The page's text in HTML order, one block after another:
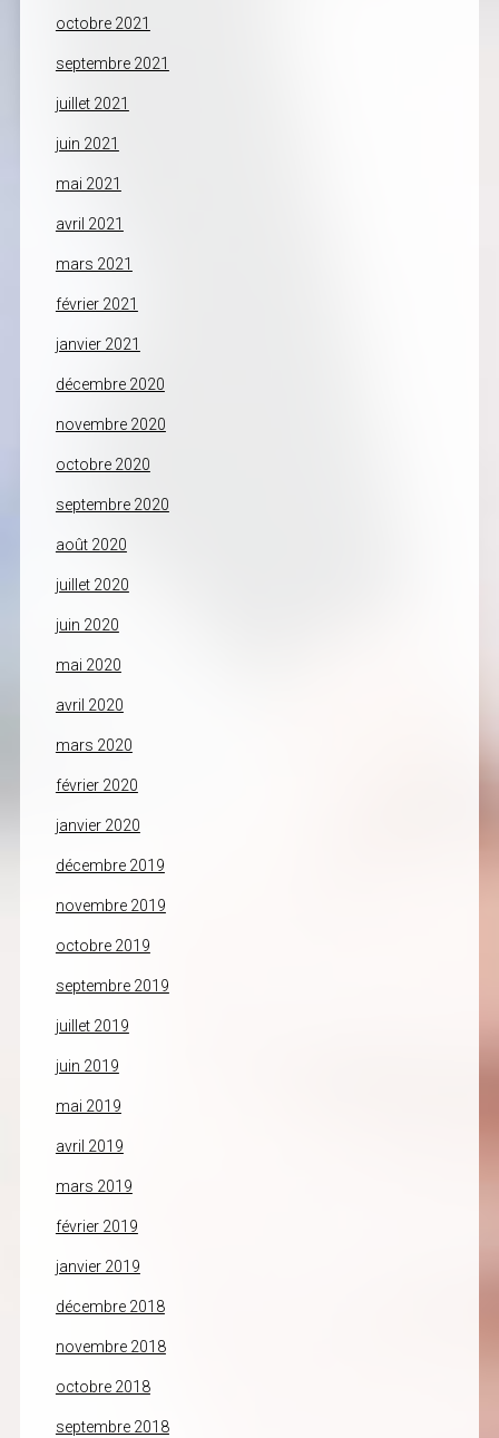
octobre 2021
septembre 2021
juillet 2021
juin 2021
mai 2021
avril 2021
mars 2021
février 2021
janvier 2021
décembre 2020
novembre 2020
octobre 2020
septembre 2020
août 2020
juillet 2020
juin 2020
mai 2020
avril 2020
mars 2020
février 2020
janvier 2020
décembre 2019
novembre 2019
octobre 2019
septembre 2019
juillet 2019
juin 2019
mai 2019
avril 2019
mars 2019
février 2019
janvier 2019
décembre 2018
novembre 2018
octobre 2018
septembre 2018